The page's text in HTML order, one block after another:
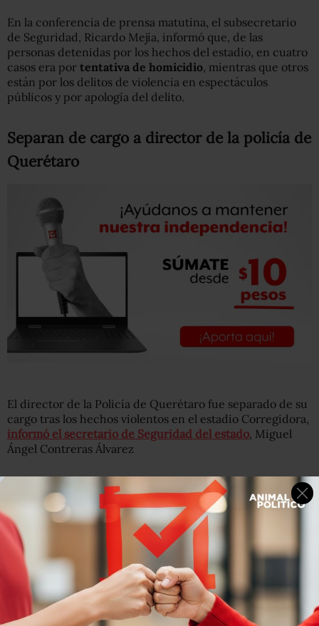
En la conferencia de prensa matutina, el subsecretario
de Seguridad, Ricardo Mejía, informó que, de las
personas detenidas por los hechos del estadio, en cuatro
casos era por tentativa de homicidio, mientras que otros
están por los delitos de violencia en espectáculos
públicos y por apología del delito.
Separan de cargo a director de la policía de
Querétaro
El director de la Policía de Querétaro fue separado de su
cargo tras los hechos violentos en el estadio Corregidora,
informó el secretario de Seguridad del estado , Miguel
Ángel Contreras Álvarez
Señaló que, con motivo de la investigación
administrativa, también separaron de su puesto al
encargado de la Unidad de Campo y un elemento
operativo.
Durante su comparecencia en el Congreso del estado, el
secretario indicó que los tres funcionarios tenían la
responsabilidad y “no cumplieron con los protocolos
establecidos para el partido”.